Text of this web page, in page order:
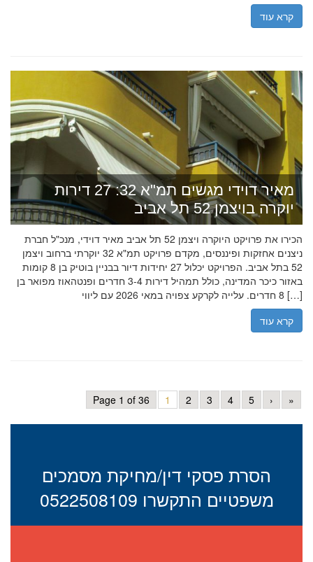
קרא עוד
מאיר דוידי מגשים תמ"א 32: 27 דירות
יוקרה בויצמן 52 תל אביב
הכירו את פרויקט היוקרה ויצמן 52 תל אביב מאיר דוידי, מנכ"ל חברת
ניצנים אחזקות ופיננסים, מקדם פרויקט תמ"א 32 יוקרתי ברחוב ויצמן
52 בתל אביב. הפרויקט יכלול 27 יחידות דיור בבניין בוטיק בן 8 קומות
באזור כיכר המדינה, כולל תמהיל דירות 3-4 חדרים ופנטהאוז מפואר בן
8 חדרים. עלייה לקרקע צפויה במאי 2026 עם ליווי […]
קרא עוד
Page 1 of 36 1 2 3 4 5 › »
הסרת פסקי דין/מחיקת מסמכים
משפטיים התקשרו 0522508109